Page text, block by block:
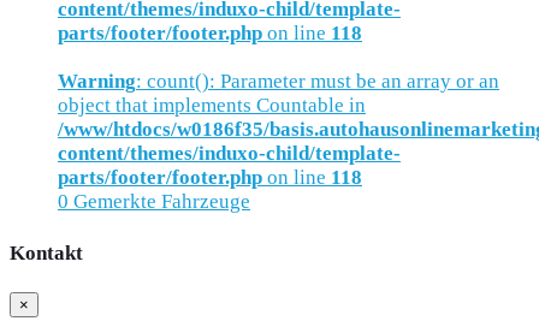
content/themes/induxo-child/template-
parts/footer/footer.php on line 118
Warning: count(): Parameter must be an array or an
object that implements Countable in
/www/htdocs/w0186f35/
content/themes/induxo-child/template-
parts/footer/footer.php on line 118
0 Gemerkte Fahrzeuge
Kontakt
×